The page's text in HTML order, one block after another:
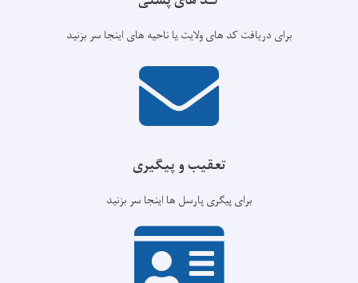
برای دریافت کد های ولایت یا ناحیه های اینجا سر بزنید
تعقیب و پیگیری
برای پیگری پارسل ها اینجا سر بزنید